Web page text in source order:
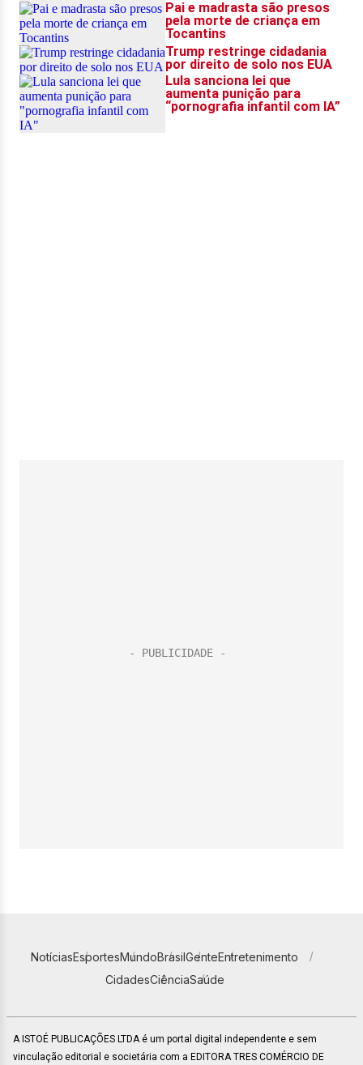
NotíciasEsportesMundoBrasilGenteEntretenimento
CidadesCiênciaSaúde
A ISTOÉ PUBLICAÇÕES LTDA é um portal digital independente e sem
vinculação editorial e societária com a EDITORA TRES COMÉRCIO DE